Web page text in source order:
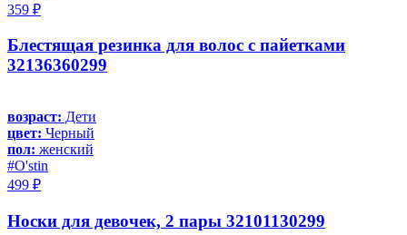
359 ₽
Блестящая резинка для волос с пайетками
32136360299
возраст: Дети
цвет: Черный
пол: женский
#O'stin
499 ₽
Носки для девочек, 2 пары 32101130299